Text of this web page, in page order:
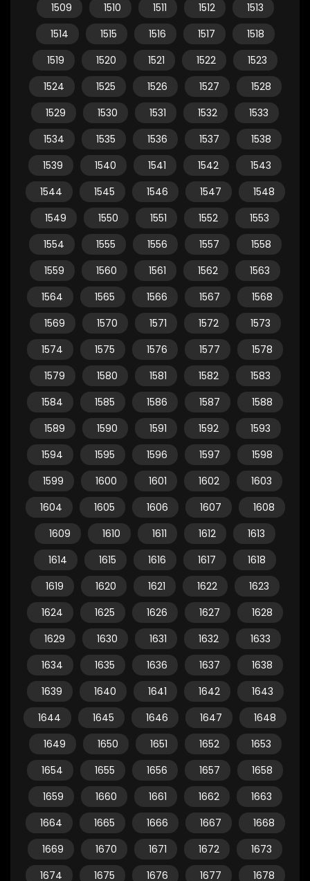
1509
1510 1511 1512
1513
1514
1515 1516 1517
1518
1519
1520 1521 1522
1523
1524
1525 1526 1527
1528
1529
1530 1531 1532
1533
1534
1535 1536 1537
1538
1539
1540 1541 1542
1543
1544
1545 1546 1547
1548
1549
1550 1551 1552
1553
1554
1555 1556 1557
1558
1559
1560 1561 1562
1563
1564
1565 1566 1567
1568
1569
1570 1571 1572
1573
1574
1575 1576 1577
1578
1579
1580 1581 1582
1583
1584
1585 1586 1587
1588
1589
1590 1591 1592
1593
1594
1595 1596 1597
1598
1599
1600 1601 1602
1603
1604
1605 1606 1607
1608
1609
1610 1611 1612
1613
1614
1615 1616 1617
1618
1619
1620 1621 1622
1623
1624
1625 1626 1627
1628
1629
1630 1631 1632
1633
1634
1635 1636 1637
1638
1639
1640 1641 1642
1643
1644
1645 1646 1647
1648
1649
1650 1651 1652
1653
1654
1655 1656 1657
1658
1659
1660 1661 1662
1663
1664
1665 1666 1667
1668
1669
1670 1671 1672
1673
1674
1675 1676 1677
1678